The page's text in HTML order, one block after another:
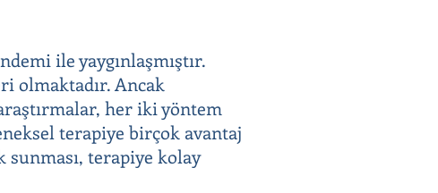
ile yaygınlaşmıştır.
olmaktadır. Ancak
her iki yöntem
terapiye birçok avantaj
terapiye kolay